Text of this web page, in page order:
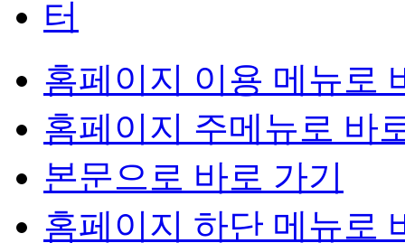
홈페이지 이용 메뉴로
홈페이지 주메뉴로 바
본문으로 바로 가기
홈페이지 하단 메뉴로